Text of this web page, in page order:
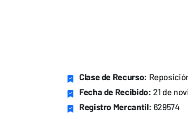
Clase de Recurso:
Fecha de Recibido: 21 de
Registro Mercantil: 629574